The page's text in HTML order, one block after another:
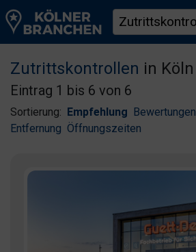
Zutrittskontrollen in Köln
Eintrag 1 bis 6 von 6
Sortierung: Empfehlung Bewertungen
Entfernung Öffnungszeiten